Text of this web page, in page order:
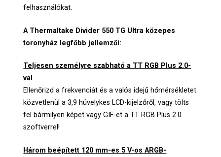
felhasználókat.
A Thermaltake Divider 550 TG Ultra közepes
toronyház legfőbb jellemzői:
Teljesen személyre szabható a TT RGB Plus 2.0-
val
Ellenőrizd a frekvenciát és a valós idejű hőmérsékletet
közvetlenül a 3,9 hüvelykes LCD-kijelzőről, vagy tölts
fel bármilyen képet vagy GIF-et a TT RGB Plus 2.0
szoftverrel!
Három beépített 120 mm-es 5 V-os ARGB-